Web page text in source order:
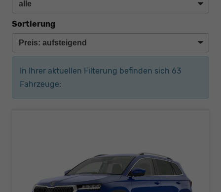
Sortierung
In Ihrer aktuellen Filterung befinden sich 63
Fahrzeuge: